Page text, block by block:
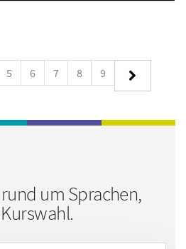
5 6 7 8 9
um Sprachen,